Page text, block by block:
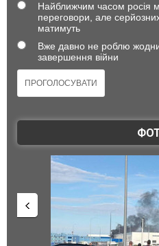
Найближчим часом росія
переговори, але
матимуть
Вже давно не роблю
завершення війни